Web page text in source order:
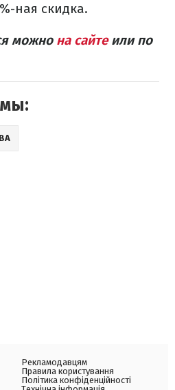
ная скидка.
можнона сайтеили по
Рекламодавцям
Правила користування
Політика конфіденційності